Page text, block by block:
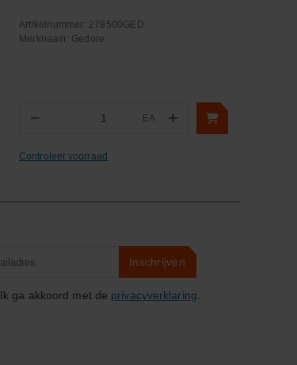
Artikelnummer: 278500GED
Merknaam: Gedore
− EA +
Controleer voorraad
Inschrijven
Ik ga akkoord met de privacyverklaring